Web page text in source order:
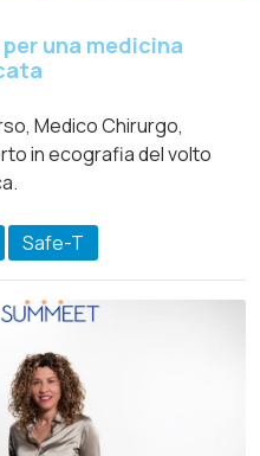
una medicina
Medico Chirurgo,
in ecografia del volto
Safe-T